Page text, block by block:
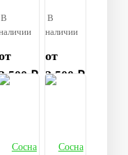
В
500 ₽
В
наличии
от
3 500 ₽